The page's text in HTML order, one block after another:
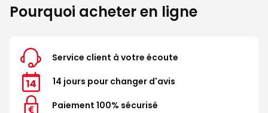
Pourquoi acheter en ligne
Service client à votre écoute
14 jours pour changer d'avis
Paiement 100% sécurisé